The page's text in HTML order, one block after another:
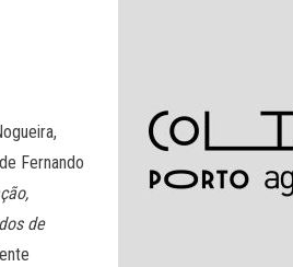
Fernando
de